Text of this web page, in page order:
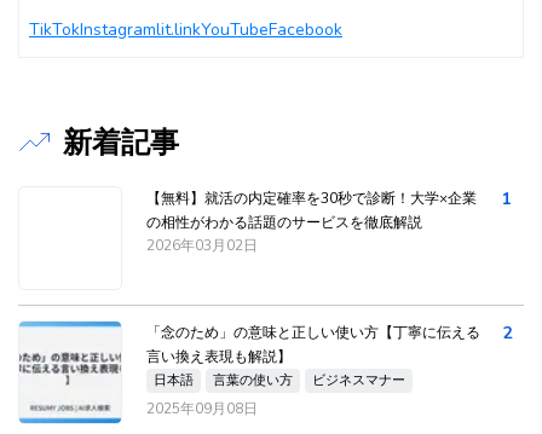
TikTokInstagramlit.linkYouTubeFacebook
新着記事
【無料】就活の内定確率を30秒で診断！大学×企業
の相性がわかる話題のサービスを徹底解説
2026年03月02日
1
「念のため」の意味と正しい使い方【丁寧に伝える
言い換え表現も解説】
日本語 言葉の使い方 ビジネスマナー
2025年09月08日
2